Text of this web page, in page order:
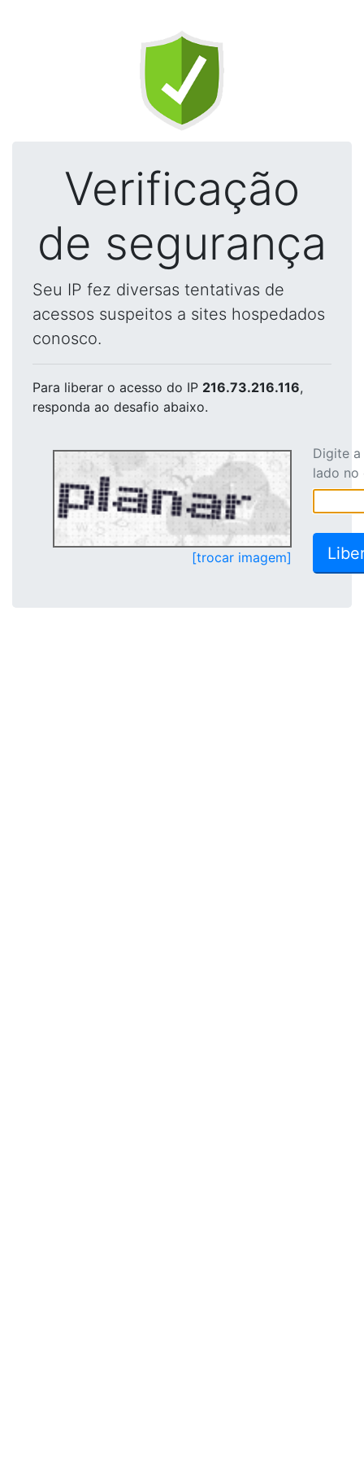
Verificação
de segurança
Seu IP fez diversas tentativas de
acessos suspeitos a sites hospedados
conosco.
Para liberar o acesso do IP 216.73.216.116,
responda ao desafio abaixo.
[trocar imagem]
Digite
lado no